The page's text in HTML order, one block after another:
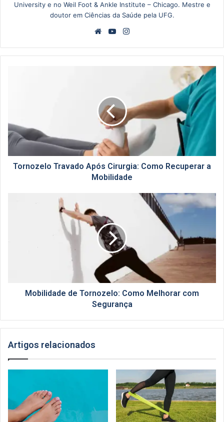
University e no Weil Foot & Ankle Institute – Chicago. Mestre e
doutor em Ciências da Saúde pela UFG.
WebsiteYouTube
Recuperar
a
Mobilidade
Tornozelo Travado Após Cirurgia: Como Recuperar a
Mobilidade
Mobilidade de Tornozelo: Como Melhorar com
Segurança
Artigos relacionados